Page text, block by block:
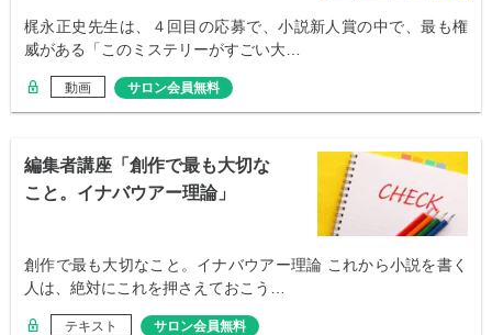
梶永正史先生は、４回目の応募で、小説新人賞の中で、最も権
威がある「このミステリーがすごい大…
動画 サロン会員無料
編集者講座「創作で最も大切な
こと。イナバウアー理論」
創作で最も大切なこと。イナバウアー理論 これから小説を書く
人は、絶対にこれを押さえておこう…
テキスト サロン会員無料